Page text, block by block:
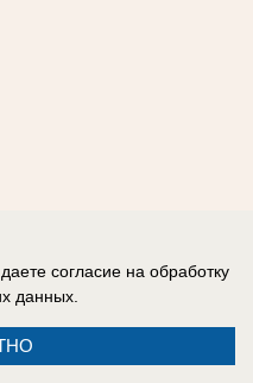
согласие на обработку
данных.